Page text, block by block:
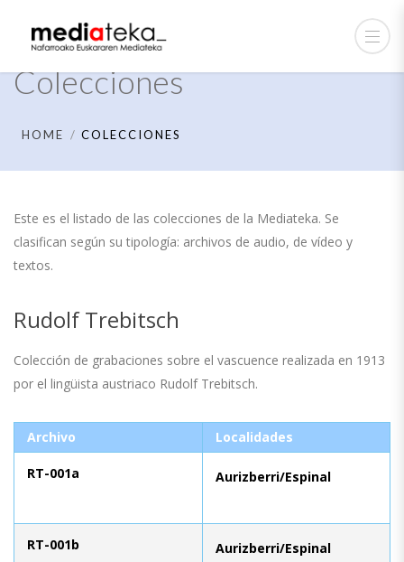
Colecciones
HOME COLECCIONES
Este es el listado de las colecciones de la Mediateka. Se
clasifican según su tipología: archivos de audio, de vídeo y
textos.
Rudolf Trebitsch
Colección de grabaciones sobre el vascuence realizada en 1913
por el lingüista austriaco Rudolf Trebitsch.
Archivo Localidades
RT-001a Aurizberri/Espinal
RT-001b Aurizberri/Espinal